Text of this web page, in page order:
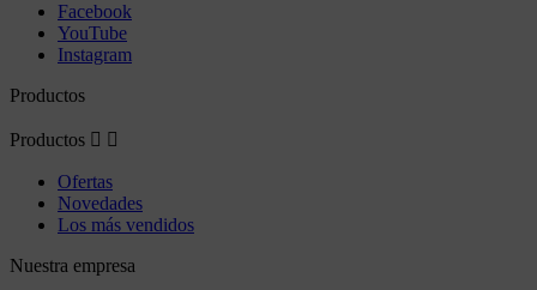
Facebook
YouTube
Instagram
Productos
Productos  
Ofertas
Novedades
Los más vendidos
Nuestra empresa